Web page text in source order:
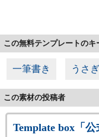
この無料テンプレートのキ
一筆書き うさぎ
この素材の投稿者
Template box「公